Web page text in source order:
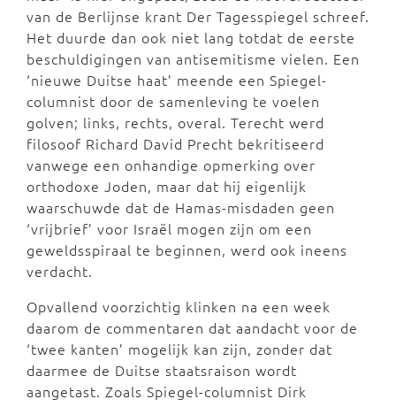
van de Berlijnse krant Der Tagesspiegel schreef.
Het duurde dan ook niet lang totdat de eerste
beschuldigingen van antisemitisme vielen. Een
‘nieuwe Duitse haat’ meende een Spiegel-
columnist door de samenleving te voelen
golven; links, rechts, overal. Terecht werd
filosoof Richard David Precht bekritiseerd
vanwege een onhandige opmerking over
orthodoxe Joden, maar dat hij eigenlijk
waarschuwde dat de Hamas-misdaden geen
‘vrijbrief’ voor Israël mogen zijn om een
geweldsspiraal te beginnen, werd ook ineens
verdacht.
Opvallend voorzichtig klinken na een week
daarom de commentaren dat aandacht voor de
‘twee kanten’ mogelijk kan zijn, zonder dat
daarmee de Duitse staatsraison wordt
aangetast. Zoals Spiegel-columnist Dirk